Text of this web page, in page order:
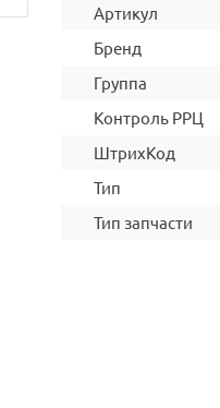
Артикул
Бренд
Группа
Контроль РРЦ
ШтрихКод
Тип
Тип запчасти